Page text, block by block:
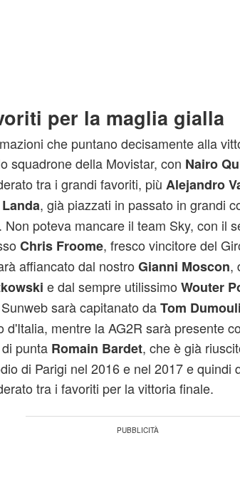
per la maglia gialla
che puntano decisamente alla
squadrone della Movistar, con Nairo
tra i grandi favoriti, più Alejandro
, già piazzati in passato in grandi
Non poteva mancare il team Sky, con il
Chris Froome, fresco vincitore del
affiancato dal nostro Gianni Moscon,
e dal sempre utilissimo Wouter
sarà capitanato daTom
d'Italia, mentre la AG2R sarà presente
punta Romain Bardet, che è già
di Parigi nel 2016 e nel 2017 e quindi
tra i favoriti per la vittoria finale.